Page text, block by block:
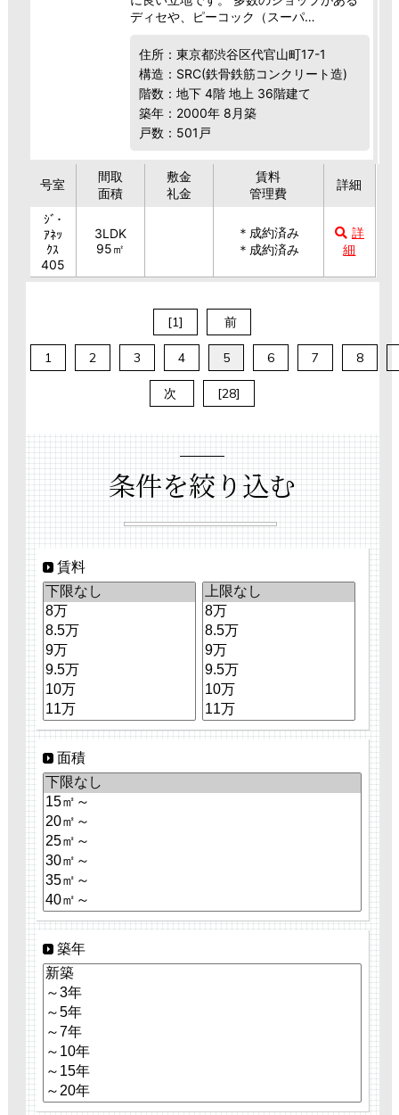
ディセや、ピーコック（スーパ…
住所：東京都渋谷区代官山町17-1
構造：SRC(鉄骨鉄筋コンクリート造)
階数：地下 4階 地上 36階建て
築年：2000年 8月築
戸数：501戸
号室
間取
面積
敷金
礼金
賃料
管理費
詳細
ｼﾞ･
ｱﾈｯ
ｸｽ
405
3LDK
95㎡
＊成約済み
＊成約済み
詳
細
[1] 前
1 2 3 4 5 6 7 8
次 [28]
条件を絞り込む
賃料
面積
築年